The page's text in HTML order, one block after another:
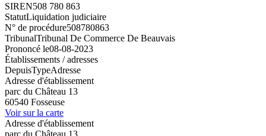
SIREN508 780 863
StatutLiquidation judiciaire
N° de procédure508780863
TribunalTribunal De Commerce De Beauvais
Prononcé le08-08-2023
Établissements / adresses
DepuisTypeAdresse
Adresse d'établissement
parc du Château 13
60540 Fosseuse
Voir sur la carte
Adresse d'établissement
parc du Château 13